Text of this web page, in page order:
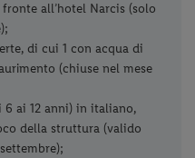
all’hotel Narcis (solo
di cui 1 con acqua di
(chiuse nel mese
ai 12 anni) in italiano,
della struttura (valido